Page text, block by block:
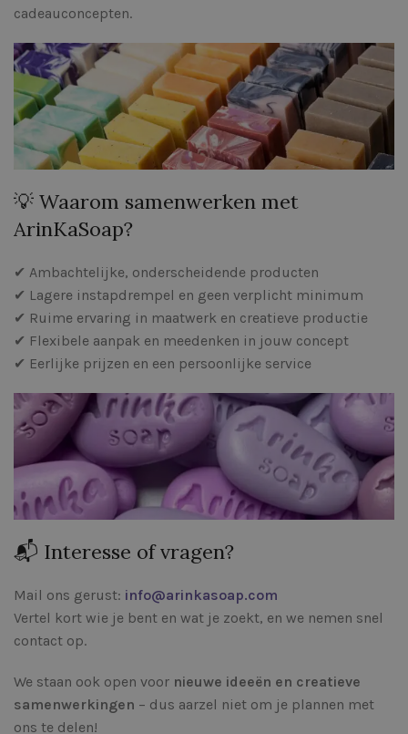
cadeauconcepten.
💡 Waarom samenwerken met
ArinKaSoap?
✔ Ambachtelijke, onderscheidende producten
✔ Lagere instapdrempel en geen verplicht minimum
✔ Ruime ervaring in maatwerk en creatieve productie
✔ Flexibele aanpak en meedenken in jouw concept
✔ Eerlijke prijzen en een persoonlijke service
📬 Interesse of vragen?
Mail ons gerust: info@arinkasoap.com
Vertel kort wie je bent en wat je zoekt, en we nemen snel
contact op.
We staan ook open voor nieuwe ideeën en creatieve
samenwerkingen – dus aarzel niet om je plannen met
ons te delen!